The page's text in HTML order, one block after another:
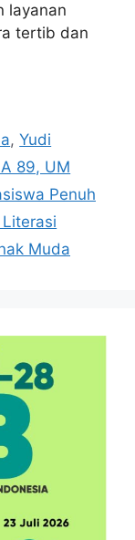
layanan
tertib dan
,Yudi
89, UM
Penuh
Muda